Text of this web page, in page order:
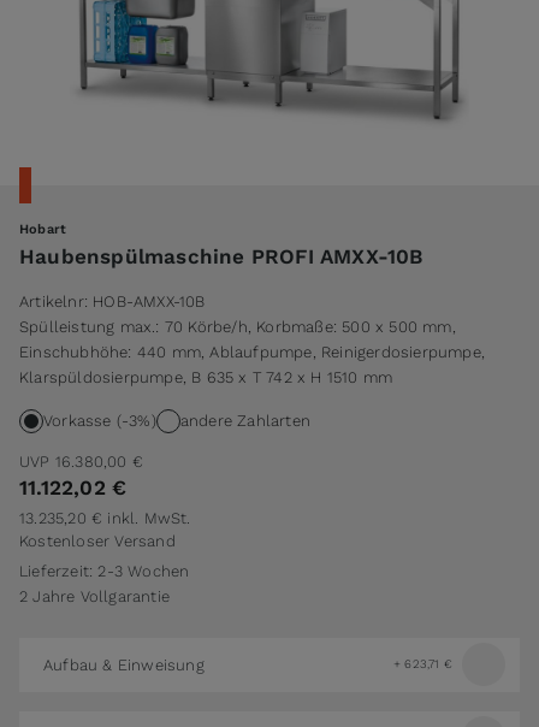
Hobart
Haubenspülmaschine PROFI AMXX-10B
Artikelnr: HOB-AMXX-10B
Spülleistung max.: 70 Körbe/h, Korbmaße: 500 x 500 mm,
Einschubhöhe: 440 mm, Ablaufpumpe, Reinigerdosierpumpe,
Klarspüldosierpumpe, B 635 x T 742 x H 1510 mm
Vorkasse (-3%) andere Zahlarten
UVP 16.380,00 €
11.122,02 €
13.235,20 € inkl. MwSt.
Kostenloser Versand
Lieferzeit: 2-3 Wochen
2 Jahre Vollgarantie
Aufbau & Einweisung + 623,71 €